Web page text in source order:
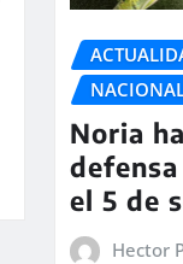
Noria
el 5 de
Hector